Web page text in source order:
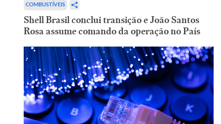
COMBUSTÍVEIS
Shell Brasil conclui transição e João Santos
Rosa assume comando da operação no País